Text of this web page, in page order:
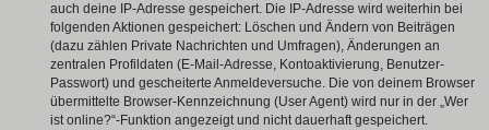
auch deine IP-Adresse gespeichert. Die IP-Adresse wird weiterhin bei
folgenden Aktionen gespeichert: Löschen und Ändern von Beiträgen
(dazu zählen Private Nachrichten und Umfragen), Änderungen an
zentralen Profildaten (E-Mail-Adresse, Kontoaktivierung, Benutzer-
Passwort) und gescheiterte Anmeldeversuche. Die von deinem Browser
übermittelte Browser-Kennzeichnung (User Agent) wird nur in der „Wer
ist online?“-Funktion angezeigt und nicht dauerhaft gespeichert.